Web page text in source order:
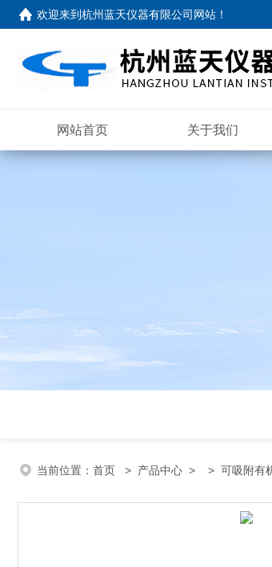
欢迎来到杭州蓝天仪器有限公司网站 ！
网站首页 关于我们
当前位置： 首页 > 产品中心 > > 可吸附有